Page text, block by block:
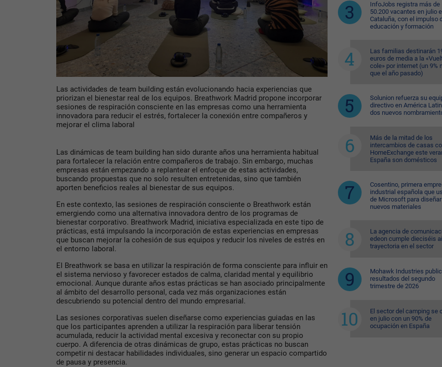
Las actividades de team building están evolucionando hacia experiencias que
priorizan el bienestar real de los equipos. Breathwork Madrid propone incorporar
sesiones de respiración consciente en las empresas como una herramienta
innovadora para reducir el estrés, fortalecer la conexión entre compañeros y
mejorar el clima laboral
Las dinámicas de team building han sido durante años una herramienta habitual
para fortalecer la relación entre compañeros de trabajo. Sin embargo, muchas
empresas están empezando a replantear el enfoque de estas actividades,
buscando propuestas que no solo resulten entretenidas, sino que también
aporten beneficios reales al bienestar de sus equipos.
En este contexto, las sesiones de respiración consciente o Breathwork están
emergiendo como una alternativa innovadora dentro de los programas de
bienestar corporativo. Breathwork Madrid, iniciativa especializada en este tipo de
prácticas, está impulsando la incorporación de estas experiencias en empresas
que buscan mejorar la cohesión de sus equipos y reducir los niveles de estrés en
el entorno laboral.
El Breathwork se basa en utilizar la respiración de forma consciente para influir en
el sistema nervioso y favorecer estados de calma, claridad mental y equilibrio
emocional. Aunque durante años estas prácticas se han asociado principalmente
al ámbito del desarrollo personal, cada vez más organizaciones están
descubriendo su potencial dentro del mundo empresarial.
Las sesiones corporativas suelen diseñarse como experiencias guiadas en las
que los participantes aprenden a utilizar la respiración para liberar tensión
acumulada, reducir la actividad mental excesiva y reconectar con su propio
cuerpo. A diferencia de otras dinámicas de grupo, estas prácticas no buscan
competir ni destacar habilidades individuales, sino generar un espacio compartido
de pausa y presencia.
InfoJobs registra más de
50.200 vacantes en julio
Cataluña, con el impulso
educación y formación
Las familias destinarán
euros de media a la
cole» por internet (un 9%
que el año pasado)
Solunion refuerza su
directivo en América
dos nuevos
Más de la mitad de los
intercambios de casas
HomeExchange este
España son domésticos
Cosentino, primera
industrial española que
de Microsoft para diseñar
nuevos materiales
La agencia de
edeon cumple dieciséis
trayectoria en el sector
Mohawk Industries
resultados del segundo
trimestre de 2026
El sector del camping se
en julio con un 90% de
ocupación en España